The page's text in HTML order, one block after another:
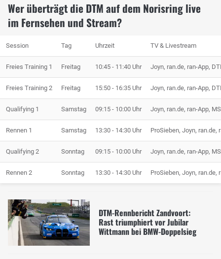
Wer überträgt die DTM auf dem Norisring live
im Fernsehen und Stream?
Session Tag Uhrzeit TV & Livestream
Freies Training 1 Freitag 10:45 - 11:40 Uhr Joyn, ran.de, ran-App,
Freies Training 2 Freitag 15:50 - 16:35 Uhr Joyn, ran.de, ran-App,
Qualifying 1 Samstag 09:15 - 10:00 Uhr Joyn, ran.de, ran-App,
Rennen 1 Samstag 13:30 - 14:30 Uhr ProSieben, Joyn, ran.de,
Qualifying 2 Sonntag 09:15 - 10:00 Uhr Joyn, ran.de, ran-App,
Rennen 2 Sonntag 13:30 - 14:30 Uhr ProSieben, Joyn, ran.de,
DTM-Rennbericht Zandvoort:
Rast triumphiert vor Jubilar
Wittmann bei BMW-Doppelsieg